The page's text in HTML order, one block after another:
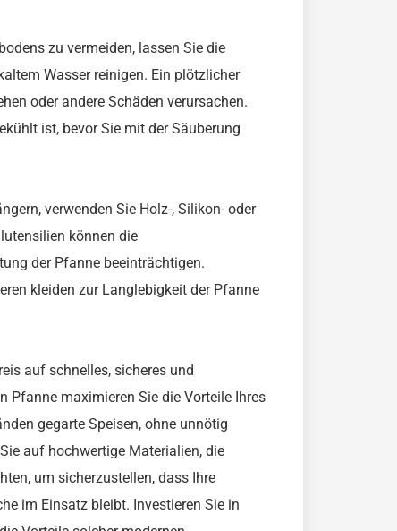
zu vermeiden, lassen Sie die
Wasser reinigen. Ein plötzlicher
oder andere Schäden verursachen.
ist, bevor Sie mit der Säuberung
verwenden Sie Holz-, Silikon- oder
können die
der Pfanne beeinträchtigen.
kleiden zur Langlebigkeit der Pfanne
auf schnelles, sicheres und
Pfanne maximieren Sie die Vorteile Ihres
gegarte Speisen, ohne unnötig
auf hochwertige Materialien, die
um sicherzustellen, dass Ihre
im Einsatz bleibt. Investieren Sie in